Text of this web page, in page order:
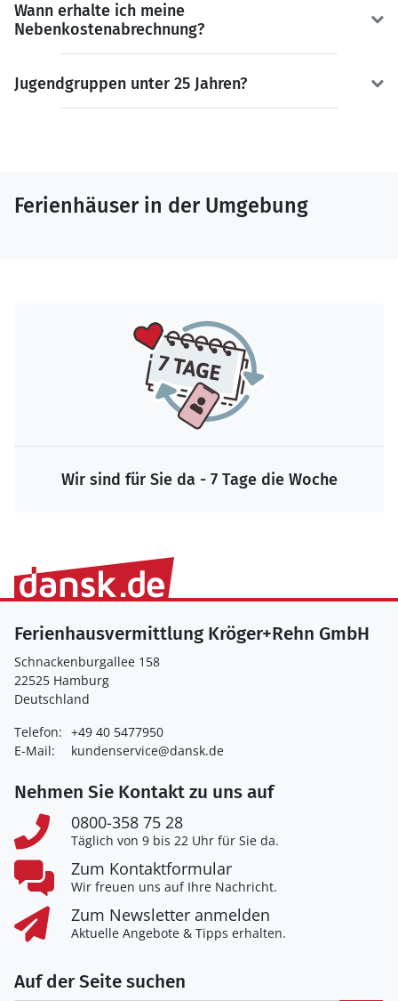
Wann erhalte ich meine
Nebenkostenabrechnung?
Jugendgruppen unter 25 Jahren?
Ferienhäuser in der Umgebung
Wir sind für Sie da - 7 Tage die Woche
Ferienhausvermittlung Kröger+Rehn GmbH
Schnackenburgallee 158
22525 Hamburg
Deutschland
Telefon: +49 40 5477950
E-Mail:
kundenservice@dansk.de
Nehmen Sie Kontakt zu uns auf
0800-358 75 28
Täglich von 9 bis 22 Uhr für Sie da.
Zum Kontaktformular
Wir freuen uns auf Ihre Nachricht.
Zum Newsletter anmelden
Aktuelle Angebote & Tipps erhalten.
Auf der Seite suchen